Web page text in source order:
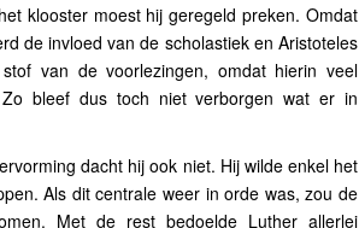
klooster moest hij geregeld preken. Omdat
de invloed van de scholastiek en Aristoteles
van de voorlezingen, omdat hierin veel
bleef dus toch niet verborgen wat er in
dacht hij ook niet. Hij wilde enkel het
Als dit centrale weer in orde was, zou de
Met de rest bedoelde Luther allerlei